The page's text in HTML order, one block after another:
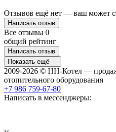
Отзывов ещё нет — ваш может
Написать отзыв
Все отзывы 0
общий рейтинг
Написать отзыв
Показать ещё
2009-2026 © НН-Котел —
отопительного оборудования
+7 986 759-67-80
Написать в мессенджеры: